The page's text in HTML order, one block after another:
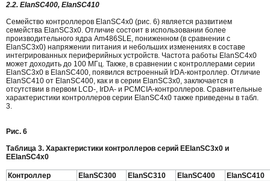
2.2. ElanSC400, ElanSC410
Семейство контроллеров ElanSC4x0 (рис. 6) является развитием
семейства ElanSC3x0. Отличие состоит в использовании более
производительного ядра Am486SLE, пониженном (в сравнении с
ElanSC3x0) напряжении питания и небольших изменениях в составе
интегрированных периферийных устройств. Частота работы ElanSC4x0
может доходить до 100 МГц. Также, в сравнении с контроллерами серии
ElanSC3x0 в ElanSC400, появился встроенный IrDA-контроллер. Отличие
ElanSC410 от ElanSC400, как и в серии ElanSC3x0, заключается в
отсутствии в первом LCD-, IrDA- и PCMCIA-контроллеров. Сравнительные
характеристики контроллеров серии ElanSC4x0 также приведены в табл.
3.
Рис. 6
Таблица 3. Характеристики контроллеров серий EElanSC3x0 и
EElanSC4x0
Контроллер ElanSC300 ElanSC310 ElanSC400
ElanSC410